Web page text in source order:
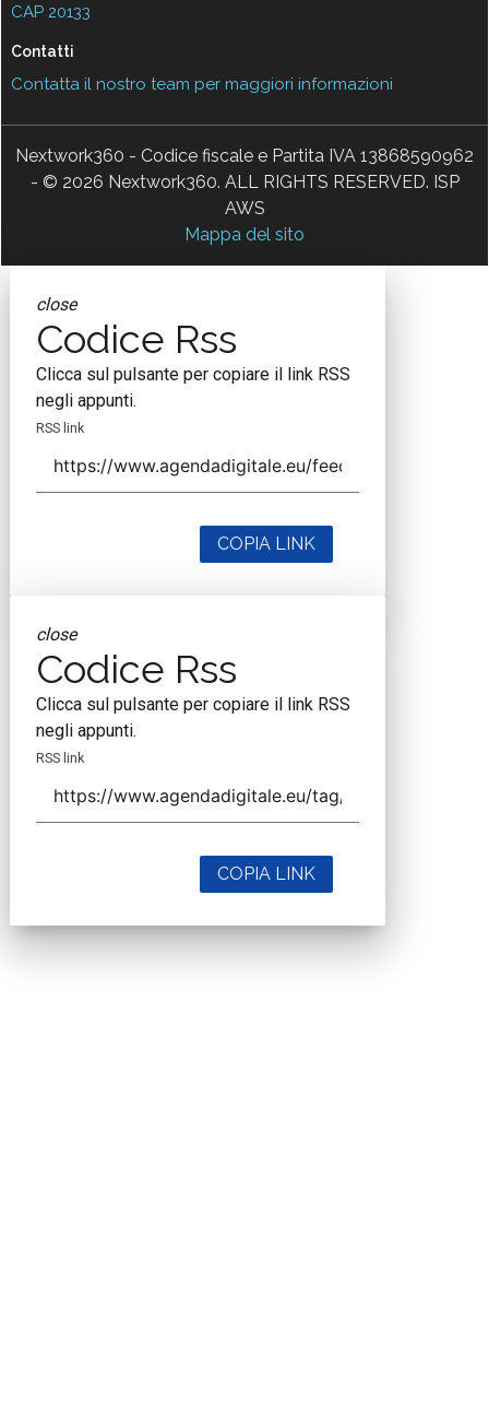
CAP 20133
Contatti
Contatta il nostro team per maggiori informazioni
Nextwork360 - Codice fiscale e Partita IVA 13868590962
- © 2026 Nextwork360. ALL RIGHTS RESERVED. ISP
AWS
Mappa del sito
close
Codice Rss
Clicca sul pulsante per copiare il link RSS
negli appunti.
RSS link
COPIA LINK
close
Codice Rss
Clicca sul pulsante per copiare il link RSS
negli appunti.
RSS link
COPIA LINK